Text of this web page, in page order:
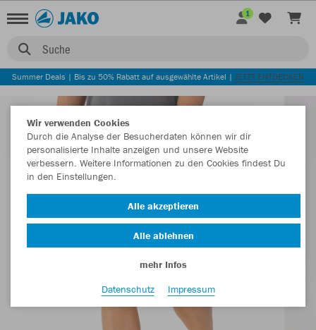
Suche
1
Summer Deals | Bis zu 50% Rabatt auf ausgewählte Artikel | JETZT ENTDECKEN
Wir verwenden Cookies
Durch die Analyse der Besucherdaten können wir dir
personalisierte Inhalte anzeigen und unsere Website
verbessern. Weitere Informationen zu den Cookies findest Du
in den Einstellungen.
Alle akzeptieren
Alle ablehnen
mehr Infos
Datenschutz
Impressum